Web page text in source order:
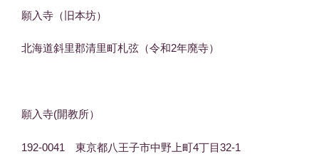
願入寺（旧本坊）
北海道斜里郡清里町札弦（令和2年廃寺）
願入寺(開教所）
192-0041 東京都八王子市中野上町4丁目32-1